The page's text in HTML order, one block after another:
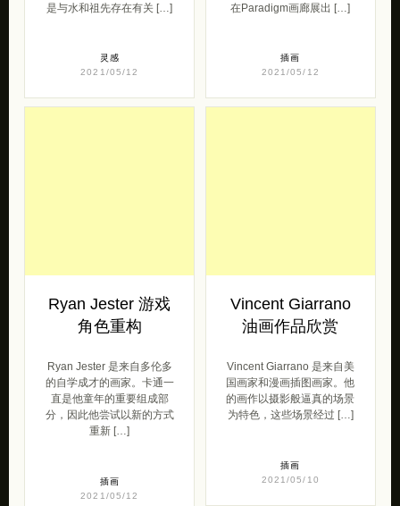
是与水和祖先存在有关 […]
灵感
2021/05/12
在Paradigm画廊展出 […]
插画
2021/05/12
Ryan Jester 游戏
角色重构
Ryan Jester 是来自多伦多
的自学成才的画家。卡通一
直是他童年的重要组成部
分，因此他尝试以新的方式
重新 […]
插画
2021/05/12
Vincent Giarrano
油画作品欣赏
Vincent Giarrano 是来自美
国画家和漫画插图画家。他
的画作以摄影般逼真的场景
为特色，这些场景经过 […]
插画
2021/05/10